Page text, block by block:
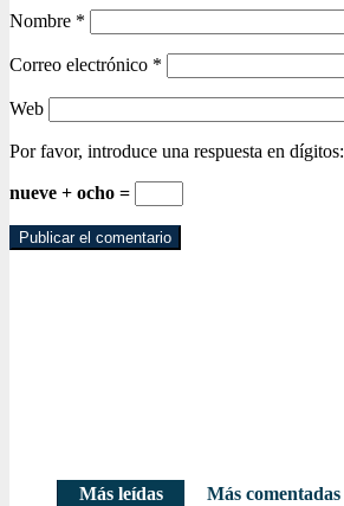
Nombre *
Correo electrónico *
Web
Por favor, introduce una respuesta en dígitos:
nueve + ocho =
Más leídas Más comentadas